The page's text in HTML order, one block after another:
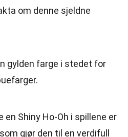
om denne sjeldne
gylden farge i stedet for
en Shiny Ho-Oh i spillene er
gjør den til en verdifull